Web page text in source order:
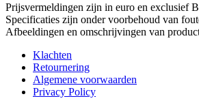
Prijsvermeldingen zijn in euro en exclusief
Specificaties zijn onder voorbehoud van
Afbeeldingen en omschrijvingen van
Klachten
Retournering
Algemene voorwaarden
Privacy Policy